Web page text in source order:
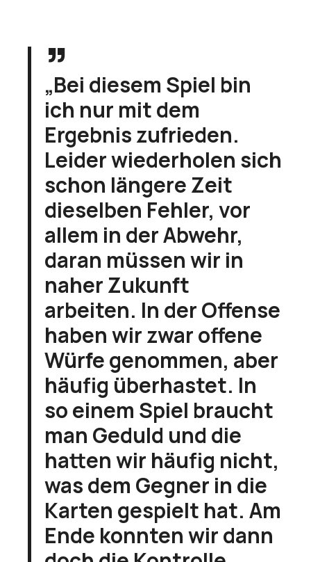
„Bei diesem Spiel bin
ich nur mit dem
Ergebnis zufrieden.
Leider wiederholen sich
schon längere Zeit
dieselben Fehler, vor
allem in der Abwehr,
daran müssen wir in
naher Zukunft
arbeiten. In der Offense
haben wir zwar offene
Würfe genommen, aber
häufig überhastet. In
so einem Spiel braucht
man Geduld und die
hatten wir häufig nicht,
was dem Gegner in die
Karten gespielt hat. Am
Ende konnten wir dann